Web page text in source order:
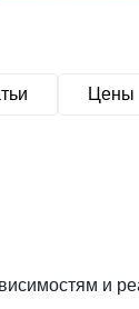
Цены
и